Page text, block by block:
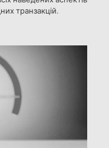
транзакцій.